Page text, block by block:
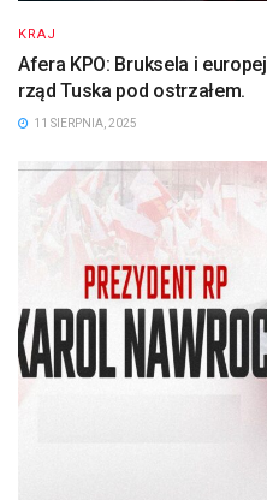
KRAJ
Afera KPO: Bruksela i
rząd Tuska pod ostrzałem.
11 SIERPNIA, 2025